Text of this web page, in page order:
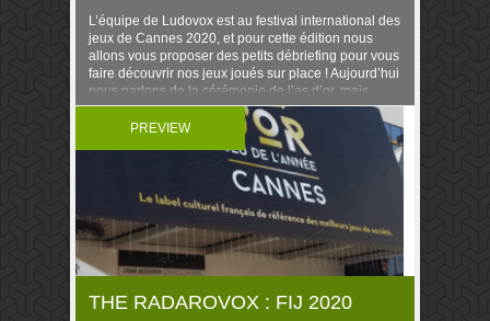
L’équipe de Ludovox est au festival international des
jeux de Cannes 2020, et pour cette édition nous
allons vous proposer des petits débriefing pour vous
faire découvrir nos jeux joués sur place ! Aujourd’hui
nous parlons de la cérémonie de l’as d’or, mais
surtout de : Mysterium Park Kluster Mystic Vale
Cartographers Roméo et Juliette […]
PREVIEW
THE RADAROVOX : FIJ 2020